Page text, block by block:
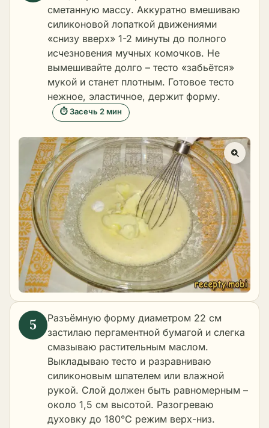
сметанную массу. Аккуратно вмешиваю
силиконовой лопаткой движениями
«снизу вверх» 1-2 минуты до полного
исчезновения мучных комочков. Не
вымешивайте долго – тесто «забьётся»
мукой и станет плотным. Готовое тесто
нежное, эластичное, держит форму.
⏱ Засечь 2 мин
Разъёмную форму диаметром 22 см
застилаю пергаментной бумагой и слегка
смазываю растительным маслом.
Выкладываю тесто и разравниваю
силиконовым шпателем или влажной
рукой. Слой должен быть равномерным –
около 1,5 см высотой. Разогреваю
духовку до 180°C режим верх-низ.